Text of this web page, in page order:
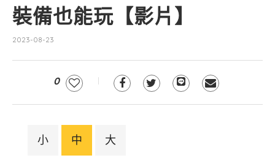
裝備也能玩【影片】
2023-08-23
0
小 中 大